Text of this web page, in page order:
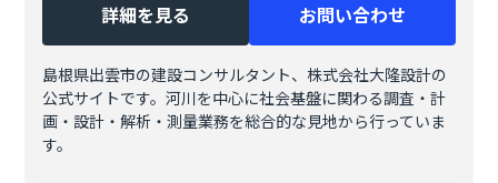
詳細を見る お問い合わせ
島根県出雲市の建設コンサルタント、株式会社大隆設計の
公式サイトです。河川を中心に社会基盤に関わる調査・計
画・設計・解析・測量業務を総合的な見地から行っていま
す。